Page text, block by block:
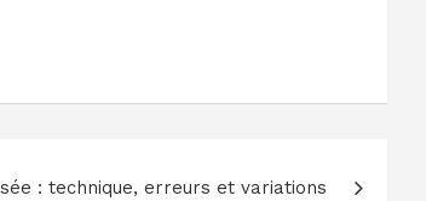
: technique, erreurs et variations